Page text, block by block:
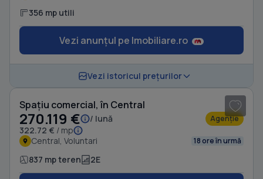
356 mp utili
Vezi anunțul pe Imobiliare.ro
Vezi istoricul prețurilor
Spațiu comercial, în Central
270.119 €
/ lună
322.72 € / mp
Agenție
Central, Voluntari 18 ore în urmă
837 mp teren 2E